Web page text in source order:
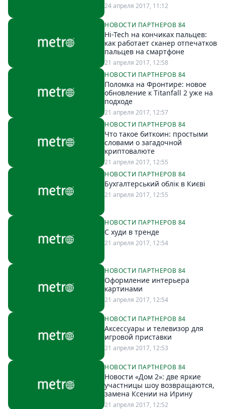
24 апреля 2017, 11:12
НОВОСТИ ПАРТНЕРОВ 84
Hi-Tech на кончиках пальцев:
как работает сканер отпечатков
пальцев на смартфоне
21 апреля 2017, 12:58
НОВОСТИ ПАРТНЕРОВ 84
Поломка на Фронтире: новое
обновление к Titanfall 2 уже на
подходе
21 апреля 2017, 12:57
НОВОСТИ ПАРТНЕРОВ 84
Что такое биткоин: простыми
словами о загадочной
криптовалюте
21 апреля 2017, 12:55
НОВОСТИ ПАРТНЕРОВ 84
Бухгалтерський облік в Києві
21 апреля 2017, 12:55
НОВОСТИ ПАРТНЕРОВ 84
С худи в тренде
21 апреля 2017, 12:54
НОВОСТИ ПАРТНЕРОВ 84
Оформление интерьера
картинами
21 апреля 2017, 12:54
НОВОСТИ ПАРТНЕРОВ 84
Аксессуары и телевизор для
игровой приставки
21 апреля 2017, 12:53
НОВОСТИ ПАРТНЕРОВ 84
Новости «Дом 2»: две яркие
участницы шоу возвращаются,
замена Ксении на Ирину
21 апреля 2017, 12:52